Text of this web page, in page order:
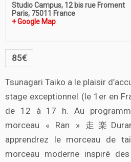
Studio Campus, 12 bis rue Froment
Paris, 75011 France
+ Google Map
85€
Tsunagari Taiko a le plaisir
stage exceptionnel (le 1er en
de 12 à 17 h. Au
morceau « Ran » 走楽
apprendrez le morceau de
morceau moderne inspiré